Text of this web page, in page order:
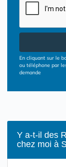
En cliquant sur le
ou téléphone par
demande
Y a-t-il des
chez moi à